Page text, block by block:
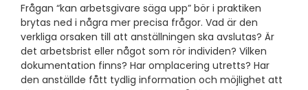
Frågan “kan arbetsgivare säga upp” bör i praktiken
brytas ned i några mer precisa frågor. Vad är den
verkliga orsaken till att anställningen ska avslutas? Är
det arbetsbrist eller något som rör individen? Vilken
dokumentation finns? Har omplacering utretts? Har
den anställde fått tydlig information och möjlighet att